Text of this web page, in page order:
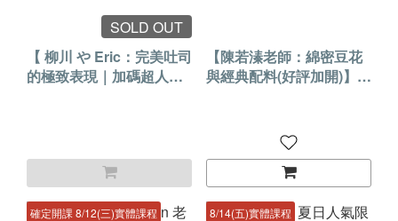
SOLD OUT
【 柳川 や Eric：完美吐司
的極致表現｜加碼超人氣
【陳若溱老師：綿密豆花
與經典配料(好評加開)】
確定開課 8/12(三)實體課程 8/14(五)實體課程